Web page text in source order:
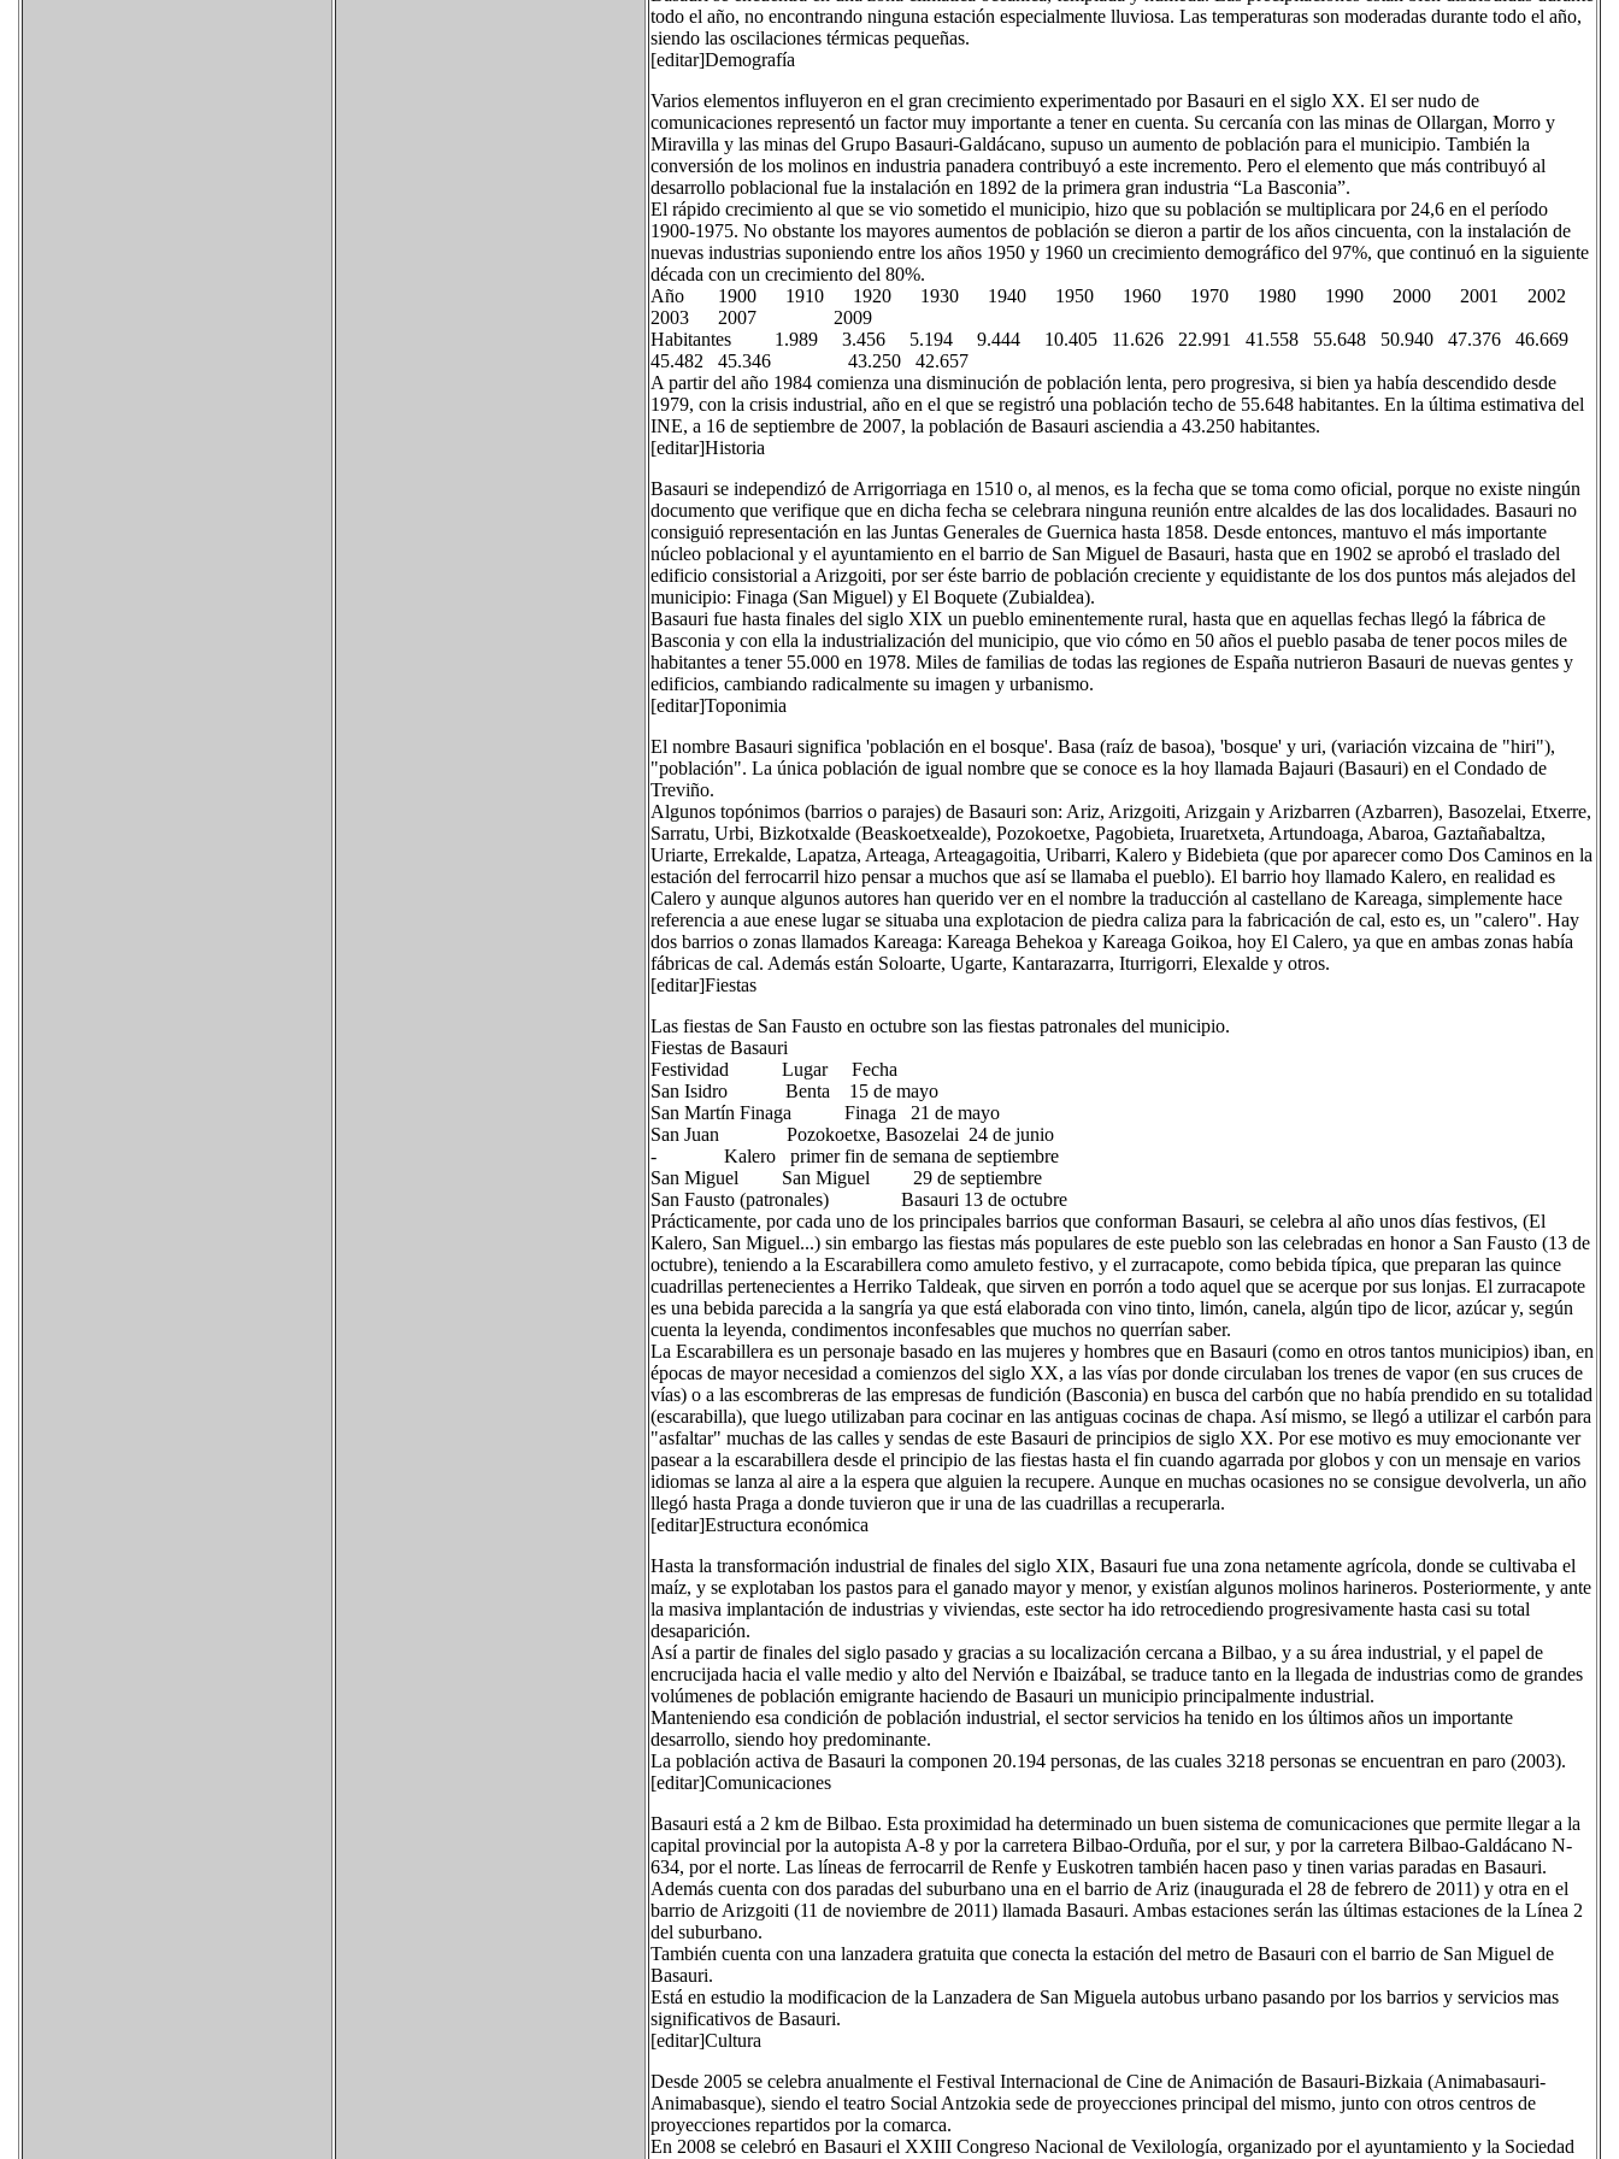
todo el año, no encontrando ninguna estación especialmente lluviosa. Las temperaturas son moderadas durante todo el año,
siendo las oscilaciones térmicas pequeñas.
[editar]Demografía
Varios elementos influyeron en el gran crecimiento experimentado por Basauri en el siglo XX. El ser nudo de
comunicaciones representó un factor muy importante a tener en cuenta. Su cercanía con las minas de Ollargan, Morro y
Miravilla y las minas del Grupo Basauri-Galdácano, supuso un aumento de población para el municipio. También la
conversión de los molinos en industria panadera contribuyó a este incremento. Pero el elemento que más contribuyó al
desarrollo poblacional fue la instalación en 1892 de la primera gran industria “La Basconia”.
El rápido crecimiento al que se vio sometido el municipio, hizo que su población se multiplicara por 24,6 en el período
1900-1975. No obstante los mayores aumentos de población se dieron a partir de los años cincuenta, con la instalación de
nuevas industrias suponiendo entre los años 1950 y 1960 un crecimiento demográfico del 97%, que continuó en la siguiente
década con un crecimiento del 80%.
Año 1900 1910 1920 1930 1940 1950 1960 1970 1980 1990 2000 2001 2002
2003 2007 2009
Habitantes 1.989 3.456 5.194 9.444 10.405 11.626 22.991 41.558 55.648 50.940 47.376 46.669
45.482 45.346 43.250 42.657
A partir del año 1984 comienza una disminución de población lenta, pero progresiva, si bien ya había descendido desde
1979, con la crisis industrial, año en el que se registró una población techo de 55.648 habitantes. En la última estimativa del
INE, a 16 de septiembre de 2007, la población de Basauri asciendia a 43.250 habitantes.
[editar]Historia
Basauri se independizó de Arrigorriaga en 1510 o, al menos, es la fecha que se toma como oficial, porque no existe ningún
documento que verifique que en dicha fecha se celebrara ninguna reunión entre alcaldes de las dos localidades. Basauri no
consiguió representación en las Juntas Generales de Guernica hasta 1858. Desde entonces, mantuvo el más importante
núcleo poblacional y el ayuntamiento en el barrio de San Miguel de Basauri, hasta que en 1902 se aprobó el traslado del
edificio consistorial a Arizgoiti, por ser éste barrio de población creciente y equidistante de los dos puntos más alejados del
municipio: Finaga (San Miguel) y El Boquete (Zubialdea).
Basauri fue hasta finales del siglo XIX un pueblo eminentemente rural, hasta que en aquellas fechas llegó la fábrica de
Basconia y con ella la industrialización del municipio, que vio cómo en 50 años el pueblo pasaba de tener pocos miles de
habitantes a tener 55.000 en 1978. Miles de familias de todas las regiones de España nutrieron Basauri de nuevas gentes y
edificios, cambiando radicalmente su imagen y urbanismo.
[editar]Toponimia
El nombre Basauri significa 'población en el bosque'. Basa (raíz de basoa), 'bosque' y uri, (variación vizcaina de "hiri"),
"población". La única población de igual nombre que se conoce es la hoy llamada Bajauri (Basauri) en el Condado de
Treviño.
Algunos topónimos (barrios o parajes) de Basauri son: Ariz, Arizgoiti, Arizgain y Arizbarren (Azbarren), Basozelai, Etxerre,
Sarratu, Urbi, Bizkotxalde (Beaskoetxealde), Pozokoetxe, Pagobieta, Iruaretxeta, Artundoaga, Abaroa, Gaztañabaltza,
Uriarte, Errekalde, Lapatza, Arteaga, Arteagagoitia, Uribarri, Kalero y Bidebieta (que por aparecer como Dos Caminos en la
estación del ferrocarril hizo pensar a muchos que así se llamaba el pueblo). El barrio hoy llamado Kalero, en realidad es
Calero y aunque algunos autores han querido ver en el nombre la traducción al castellano de Kareaga, simplemente hace
referencia a aue enese lugar se situaba una explotacion de piedra caliza para la fabricación de cal, esto es, un "calero". Hay
dos barrios o zonas llamados Kareaga: Kareaga Behekoa y Kareaga Goikoa, hoy El Calero, ya que en ambas zonas había
fábricas de cal. Además están Soloarte, Ugarte, Kantarazarra, Iturrigorri, Elexalde y otros.
[editar]Fiestas
Las fiestas de San Fausto en octubre son las fiestas patronales del municipio.
Fiestas de Basauri
Festividad Lugar Fecha
San Isidro Benta 15 de mayo
San Martín Finaga Finaga 21 de mayo
San Juan Pozokoetxe, Basozelai 24 de junio
- Kalero primer fin de semana de septiembre
San Miguel San Miguel 29 de septiembre
San Fausto (patronales) Basauri 13 de octubre
Prácticamente, por cada uno de los principales barrios que conforman Basauri, se celebra al año unos días festivos, (El
Kalero, San Miguel...) sin embargo las fiestas más populares de este pueblo son las celebradas en honor a San Fausto (13 de
octubre), teniendo a la Escarabillera como amuleto festivo, y el zurracapote, como bebida típica, que preparan las quince
cuadrillas pertenecientes a Herriko Taldeak, que sirven en porrón a todo aquel que se acerque por sus lonjas. El zurracapote
es una bebida parecida a la sangría ya que está elaborada con vino tinto, limón, canela, algún tipo de licor, azúcar y, según
cuenta la leyenda, condimentos inconfesables que muchos no querrían saber.
La Escarabillera es un personaje basado en las mujeres y hombres que en Basauri (como en otros tantos municipios) iban, en
épocas de mayor necesidad a comienzos del siglo XX, a las vías por donde circulaban los trenes de vapor (en sus cruces de
vías) o a las escombreras de las empresas de fundición (Basconia) en busca del carbón que no había prendido en su totalidad
(escarabilla), que luego utilizaban para cocinar en las antiguas cocinas de chapa. Así mismo, se llegó a utilizar el carbón para
"asfaltar" muchas de las calles y sendas de este Basauri de principios de siglo XX. Por ese motivo es muy emocionante ver
pasear a la escarabillera desde el principio de las fiestas hasta el fin cuando agarrada por globos y con un mensaje en varios
idiomas se lanza al aire a la espera que alguien la recupere. Aunque en muchas ocasiones no se consigue devolverla, un año
llegó hasta Praga a donde tuvieron que ir una de las cuadrillas a recuperarla.
[editar]Estructura económica
Hasta la transformación industrial de finales del siglo XIX, Basauri fue una zona netamente agrícola, donde se cultivaba el
maíz, y se explotaban los pastos para el ganado mayor y menor, y existían algunos molinos harineros. Posteriormente, y ante
la masiva implantación de industrias y viviendas, este sector ha ido retrocediendo progresivamente hasta casi su total
desaparición.
Así a partir de finales del siglo pasado y gracias a su localización cercana a Bilbao, y a su área industrial, y el papel de
encrucijada hacia el valle medio y alto del Nervión e Ibaizábal, se traduce tanto en la llegada de industrias como de grandes
volúmenes de población emigrante haciendo de Basauri un municipio principalmente industrial.
Manteniendo esa condición de población industrial, el sector servicios ha tenido en los últimos años un importante
desarrollo, siendo hoy predominante.
La población activa de Basauri la componen 20.194 personas, de las cuales 3218 personas se encuentran en paro (2003).
[editar]Comunicaciones
Basauri está a 2 km de Bilbao. Esta proximidad ha determinado un buen sistema de comunicaciones que permite llegar a la
capital provincial por la autopista A-8 y por la carretera Bilbao-Orduña, por el sur, y por la carretera Bilbao-Galdácano N-
634, por el norte. Las líneas de ferrocarril de Renfe y Euskotren también hacen paso y tinen varias paradas en Basauri.
Además cuenta con dos paradas del suburbano una en el barrio de Ariz (inaugurada el 28 de febrero de 2011) y otra en el
barrio de Arizgoiti (11 de noviembre de 2011) llamada Basauri. Ambas estaciones serán las últimas estaciones de la Línea 2
del suburbano.
También cuenta con una lanzadera gratuita que conecta la estación del metro de Basauri con el barrio de San Miguel de
Basauri.
Está en estudio la modificacion de la Lanzadera de San Miguela autobus urbano pasando por los barrios y servicios mas
significativos de Basauri.
[editar]Cultura
Desde 2005 se celebra anualmente el Festival Internacional de Cine de Animación de Basauri-Bizkaia (Animabasauri-
Animabasque), siendo el teatro Social Antzokia sede de proyecciones principal del mismo, junto con otros centros de
proyecciones repartidos por la comarca.
En 2008 se celebró en Basauri el XXIII Congreso Nacional de Vexilología, organizado por el ayuntamiento y la Sociedad